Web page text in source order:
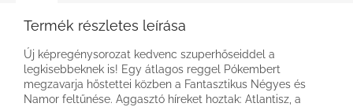
Termék részletes leírása
Új képregénysorozat kedvenc szuperhőseiddel a
legkisebbeknek is! Egy átlagos reggel Pókembert
megzavarja hőstettei közben a Fantasztikus Négyes és
Namor feltűnése. Aggasztó híreket hoztak: Atlantisz, a